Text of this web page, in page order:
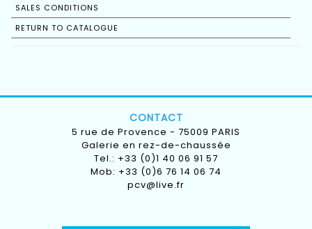
SALES CONDITIONS
RETURN TO CATALOGUE
CONTACT
5 rue de Provence - 75009 PARIS
Galerie en rez-de-chaussée
Tel.: +33 (0)1 40 06 91 57
Mob: +33 (0)6 76 14 06 74
pcv@live.fr